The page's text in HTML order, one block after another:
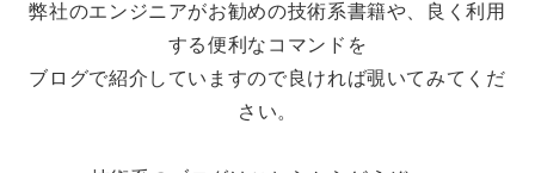
弊社のエンジニアがお勧めの技術系書籍や、良く利用
する便利なコマンドを
ブログで紹介していますので良ければ覗いてみてくだ
さい。